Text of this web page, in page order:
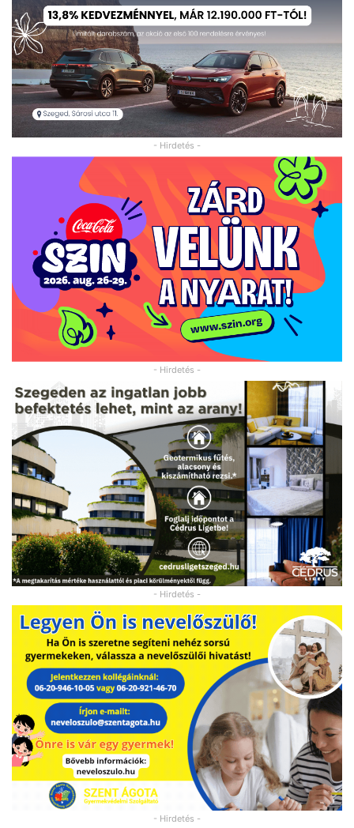
- Hirdetés -
- Hirdetés -
- Hirdetés -
- Hirdetés -